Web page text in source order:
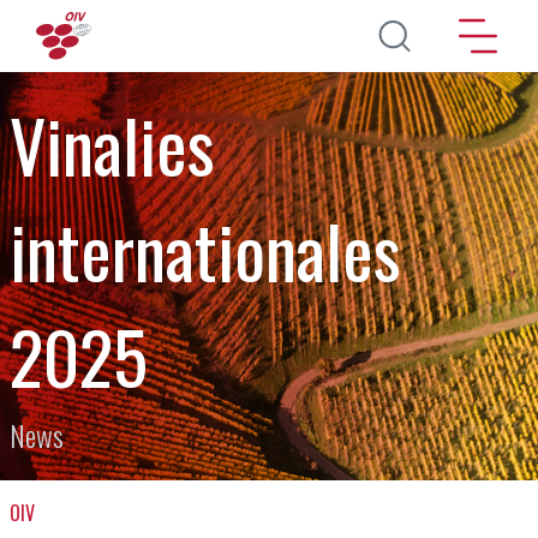
Перейти к основному содержанию
Vinalies
internationales
2025
News
OIV